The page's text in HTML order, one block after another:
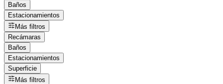
Baños
Estacionamientos
Más filtros
Recámaras
Baños
Estacionamientos
Superficie
Más filtros